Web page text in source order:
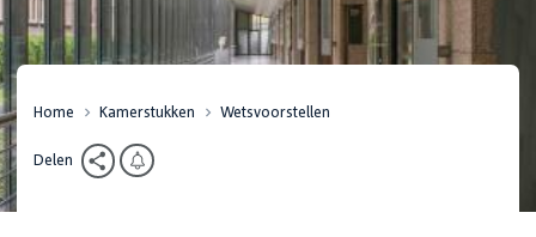
Home Kamerstukken Wetsvoorstellen
Delen